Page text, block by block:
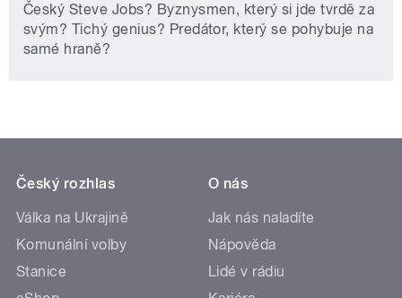
Český Steve Jobs? Byznysmen, který si jde tvrdě za
svým? Tichý genius? Predátor, který se pohybuje na
samé hraně?
Český rozhlas
Válka na Ukrajině
Komunální volby
Stanice
O nás
Jak nás naladíte
Nápověda
Lidé v rádiu